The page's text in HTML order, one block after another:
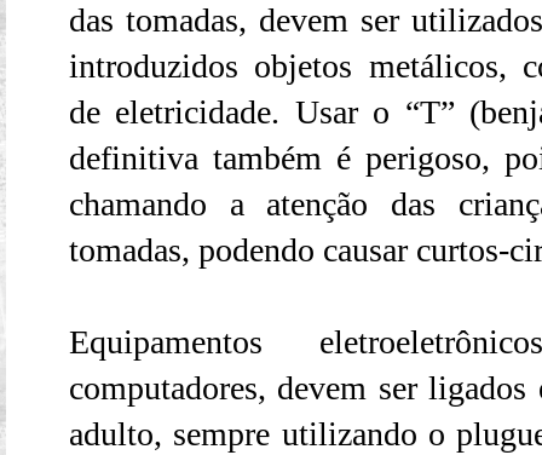
das tomadas, devem ser
introduzidos objetos metálicos,
de eletricidade. Usar o “T”
definitiva também é perigoso,
chamando a atenção das
tomadas, podendo causar curtos-
Equipamentos
computadores, devem ser
adulto, sempre utilizando o